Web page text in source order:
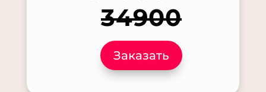
34900
Заказать